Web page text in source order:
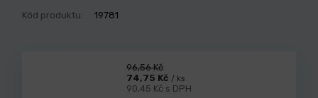
Kód produktu: 19781
96,56 Kč
74,75 Kč / ks
90,45 Kč s DPH